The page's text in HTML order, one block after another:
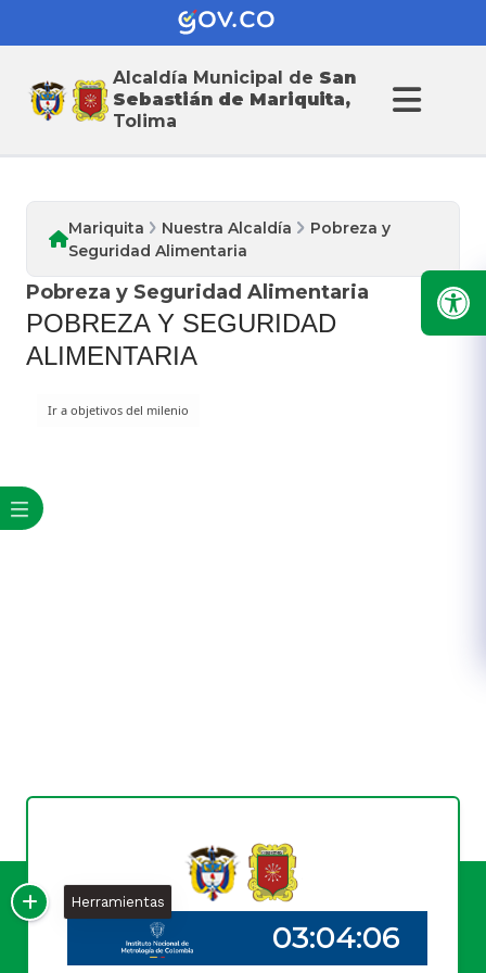
Alcaldía Municipal de San
Sebastián de Mariquita,
Tolima
Nuestra Alcaldia
Mariquita Nuestra Alcaldía
Pobreza y
Seguridad Alimentaria
Pobreza y Seguridad Alimentaria
POBREZA Y SEGURIDAD
ALIMENTARIA
Herramientas